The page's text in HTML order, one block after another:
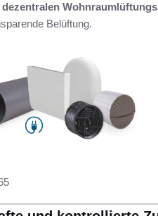
dezentralen
Belüftung.